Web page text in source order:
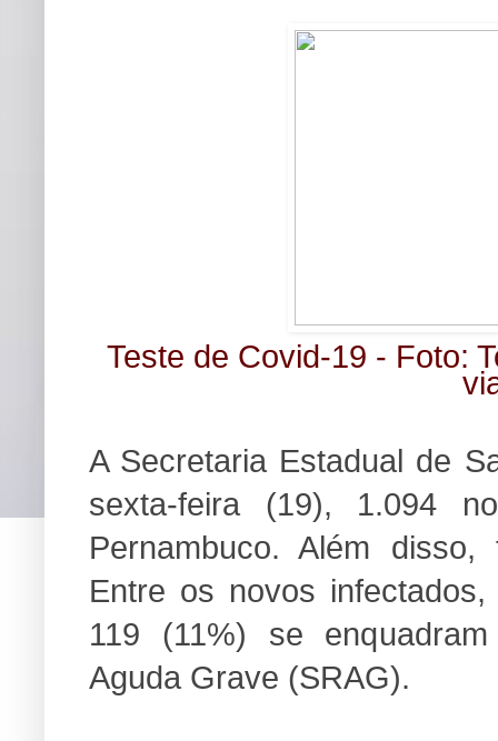
Teste de Covid-19 - Foto:
A Secretaria Estadual de
sexta-feira (19), 1.094
Pernambuco. Além
Entre os novos
119 (11%) se
Aguda Grave (SRAG).